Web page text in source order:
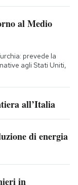
al Medio
prevede la
agli Stati Uniti,
all’Italia
di energia
in